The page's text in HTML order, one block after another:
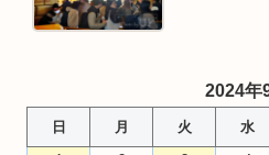
2024年
日 月 火 水